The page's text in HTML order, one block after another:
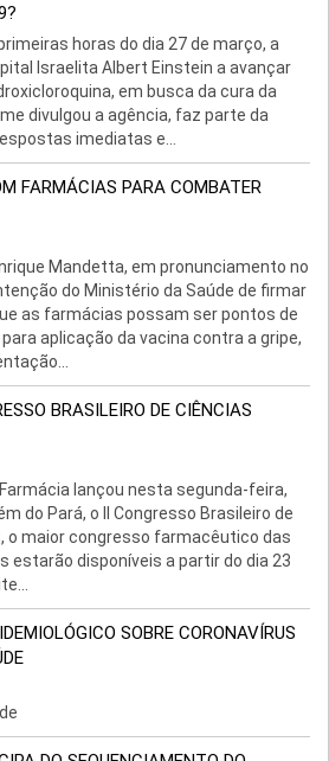
horas do dia 27 de março, a
Israelita Albert Einstein a avançar
em busca da cura da
divulgou a agência, faz parte da
imediatas e...
FARMÁCIAS PARA COMBATER
Mandetta, em pronunciamento no
do Ministério da Saúde de firmar
as farmácias possam ser pontos de
aplicação da vacina contra a gripe,
BRASILEIRO DE CIÊNCIAS
lançou nesta segunda-feira,
do Pará, o II Congresso Brasileiro de
o maior congresso farmacêutico das
estarão disponíveis a partir do dia 23
SOBRE CORONAVÍRUS